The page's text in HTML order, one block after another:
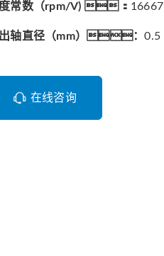
常数（rpm/V) ： 16667
轴直径（mm）：0.5
在线咨询